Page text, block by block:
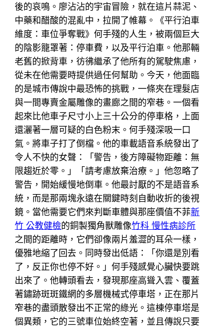
後的哀鳴。廖沾沾的宇宙冒險，就在這片蒜泥、
中藥和醋酸的混亂中，拉開了帷幕。《平行泊車
維度：車位爭奪戰》何手殘的人生，被兩個巨大
的陰影籠罩著：停車費，以及平行泊車。他那輛
老舊的掀背車，彷彿繼承了他所有的駕駛焦慮，
從未在他需要時提供過任何幫助。今天，他面臨
的是城市傳說中最恐怖的挑戰，一條夾在理髮店
與一間專賣金屬雕像的畫廊之間的窄巷。一個看
起來比他車子尺寸小上三十公分的停車格，上面
還灑著一層可疑的白色粉末。何手殘深吸一口
氣。將車子打了倒檔。他的車載語音系統發出了
令人不快的女聲：「警告，後方障礙物距離：無
限趨近於零。」「請考慮放棄治療。」他忽略了
警告，開始緩慢地倒車。他最討厭的不是語音系
統，而是那兩塊永遠在關鍵時刻自動收折的後視
鏡。當他需要它們來判斷車體與那座價值不菲新
竹 公教健檢的銅製獨角獸雕像竹科 慢性病診所
之間的距離時，它們卻像兩片羞澀的耳朵一樣，
優雅地縮了回去。同時發出低語：「你還是別看
了，反正你也停不好。」何手殘感覺心臟快要跳
出來了。他轉頭看去，發現那座高聳入雲、覆蓋
著鏽跡斑斑鐵網的多層機械式停車塔，正在那片
窄巷的盡頭散發出不正常的綠光。這棟停車塔是
個異類，它的三號車位始終空著，並且傳說只要